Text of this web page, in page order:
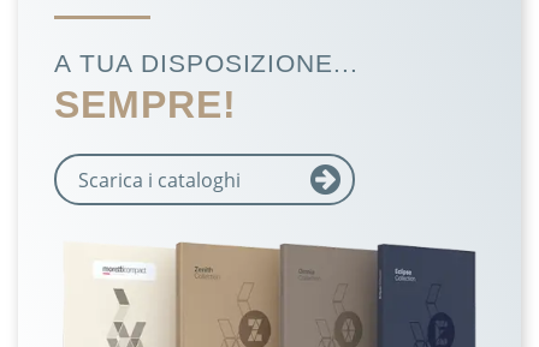
A TUA DISPOSIZIONE...
SEMPRE!
Scarica i cataloghi